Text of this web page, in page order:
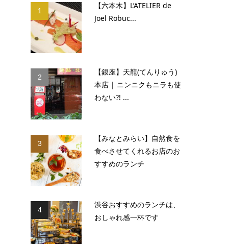
1
【六本木】L’ATELIER de
Joel Robuc...
2
【銀座】天龍(てんりゅう)
本店 | ニンニクもニラも使
わない?! ...
3
【みなとみらい】自然食を
食べさせてくれるお店のお
すすめのランチ
4
渋谷おすすめのランチは、
おしゃれ感一杯です